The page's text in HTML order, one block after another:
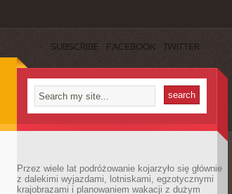
SUBSCRIBE FACEBOOK TWITTER
Przez wiele lat podróżowanie kojarzyło się głównie
z dalekimi wyjazdami, lotniskami, egzotycznymi
krajobrazami i planowaniem wakacji z dużym